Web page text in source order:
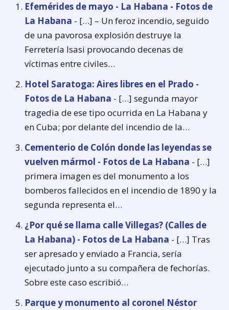
Efemérides de mayo - La Habana - Fotos de
La Habana - […] – Un feroz incendio, seguido
de una pavorosa explosión destruye la
Ferretería Isasi provocando decenas de
víctimas entre civiles…
Hotel Saratoga: Aires libres en el Prado -
Fotos de La Habana - […] segunda mayor
tragedia de ese tipo ocurrida en La Habana y
en Cuba; por delante del incendio de la…
Cementerio de Colón donde las leyendas se
vuelven mármol - Fotos de La Habana - […]
primera imagen es del monumento a los
bomberos fallecidos en el incendio de 1890 y la
segunda representa el…
¿Por qué se llama calle Villegas? (Calles de
La Habana) - Fotos de La Habana - […] Tras
ser apresado y enviado a Francia, sería
ejecutado junto a su compañera de fechorías.
Sobre este caso escribió…
Parque y monumento al coronel Néstor